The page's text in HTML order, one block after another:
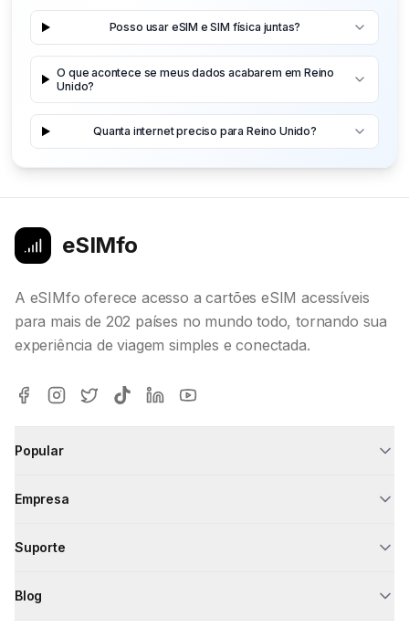
Posso usar eSIM e SIM física juntas?
O que acontece se meus dados acabarem em Reino
Unido?
Quanta internet preciso para Reino Unido?
eSIMfo
A eSIMfo oferece acesso a cartões eSIM acessíveis
para mais de 202 países no mundo todo, tornando sua
experiência de viagem simples e conectada.
Popular
Empresa
Suporte
Blog